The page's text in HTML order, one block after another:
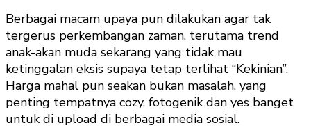
Berbagai macam upaya pun dilakukan agar tak
tergerus perkembangan zaman, terutama trend
anak-akan muda sekarang yang tidak mau
ketinggalan eksis supaya tetap terlihat “Kekinian”.
Harga mahal pun seakan bukan masalah, yang
penting tempatnya cozy, fotogenik dan yes banget
untuk di upload di berbagai media sosial.